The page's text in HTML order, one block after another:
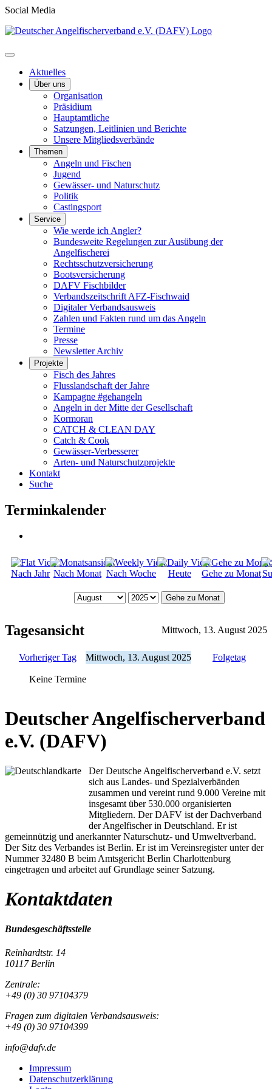
Social Media
Aktuelles
Über uns
Organisation
Präsidium
Hauptamtliche
Satzungen, Leitlinien und Berichte
Unsere Mitgliedsverbände
Themen
Angeln und Fischen
Jugend
Gewässer- und Naturschutz
Politik
Castingsport
Service
Wie werde ich Angler?
Bundesweite Regelungen zur Ausübung der
Angelfischerei
Rechtsschutzversicherung
Bootsversicherung
DAFV Fischbilder
Verbandszeitschrift AFZ-Fischwaid
Digitaler Verbandsausweis
Zahlen und Fakten rund um das Angeln
Termine
Presse
Newsletter Archiv
Projekte
Fisch des Jahres
Flusslandschaft der Jahre
Kampagne #gehangeln
Angeln in der Mitte der Gesellschaft
Kormoran
CATCH & CLEAN DAY
Catch & Cook
Gewässer-Verbesserer
Arten- und Naturschutzprojekte
Kontakt
Suche
Terminkalender
Nach Jahr Nach Monat Nach Woche Heute Gehe zu Monat
Gehe zu Monat
Tagesansicht Mittwoch, 13. August 2025
Vorheriger Tag Mittwoch, 13. August 2025 Folgetag
Keine Termine
Deutscher Angelfischerverband
e.V. (DAFV)
Der Deutsche Angelfischerverband e.V. setzt
sich aus Landes- und Spezialverbänden
zusammen und vereint rund 9.000 Vereine mit
insgesamt über 530.000 organisierten
Mitgliedern. Der DAFV ist der Dachverband
der Angelfischer in Deutschland. Er ist
gemeinnützig und anerkannter Naturschutz- und Umweltverband.
Der Sitz des Verbandes ist Berlin. Er ist im Vereinsregister unter der
Nummer 32480 B beim Amtsgericht Berlin Charlottenburg
eingetragen und arbeitet auf Grundlage seiner Satzung.
Kontaktdaten
Bundesgeschäftsstelle
Reinhardtstr. 14
10117 Berlin
Zentrale:
+49 (0) 30 97104379
Fragen zum digitalen Verbandsausweis:
+49 (0) 30 97104399
info@dafv.de
Impressum
Datenschutzerklärung